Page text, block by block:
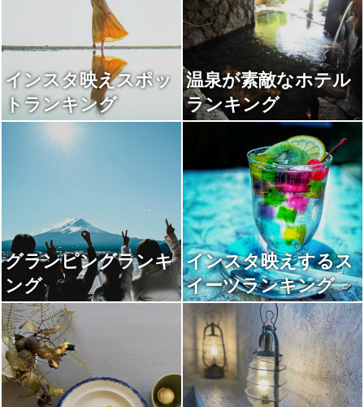
インスタ映えスポッ
トランキング
温泉が素敵なホテル
ランキング
グランピングランキ
ング
インスタ映えするス
イーツランキング